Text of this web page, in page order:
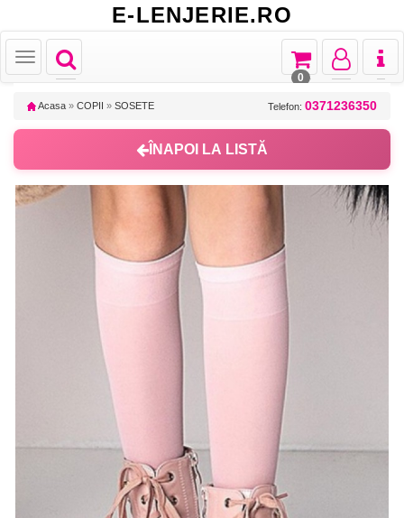
E-LENJERIE.RO
Toggle
navigation
Toggle
Toggle
navigation
Toggle
navigation
Toggle
navigation
0
Acasa » COPII » SOSETE Telefon: 0371236350
ÎNAPOI LA LISTĂ